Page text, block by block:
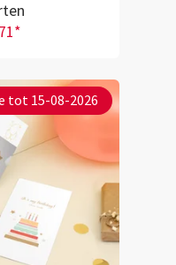
tot 15-08-2026